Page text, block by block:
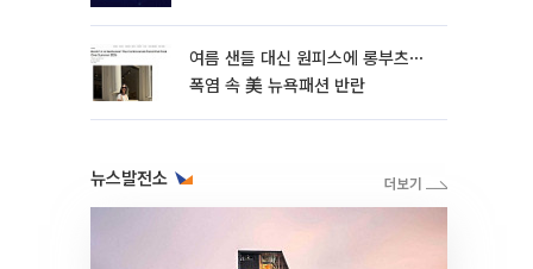
여름 샌들 대신 원피스에 롱부츠⋯
폭염 속 美 뉴욕패션 반란
뉴스발전소